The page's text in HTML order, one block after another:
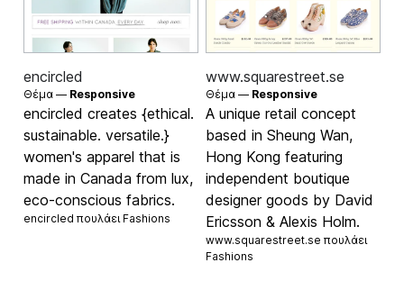
encircled
Θέμα — Responsive
encircled creates {ethical.
sustainable. versatile.}
women's apparel that is
made in Canada from lux,
eco-conscious fabrics.
encircled πουλάει Fashions
www.squarestreet.se
Θέμα — Responsive
A unique retail concept
based in Sheung Wan,
Hong Kong featuring
independent boutique
designer goods by David
Ericsson & Alexis Holm.
www.squarestreet.se πουλάει
Fashions